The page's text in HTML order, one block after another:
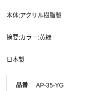
本体:アクリル樹脂製
摘要:カラー:黄緑
日本製
品番 AP-35-YG